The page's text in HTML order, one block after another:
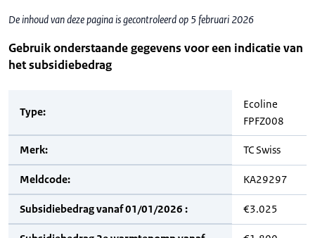
De inhoud van deze pagina is gecontroleerd op 5 februari 2026
Gebruik onderstaande gegevens voor een indicatie van
het subsidiebedrag
Type:
Ecoline
FPFZ008
Merk: TC Swiss
Meldcode: KA29297
Subsidiebedrag vanaf 01/01/2026 : €3.025